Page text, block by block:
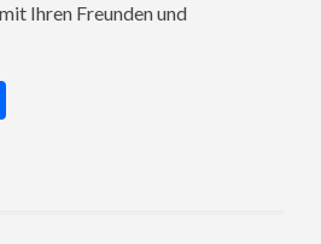
Ihren Freunden und